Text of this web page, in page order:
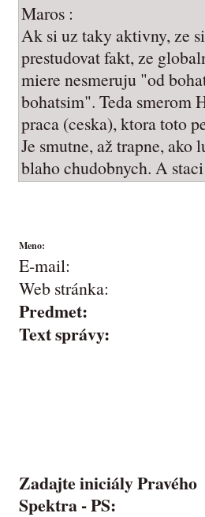
Maros :
Ak si uz taky aktivny, ze
prestudovat fakt, ze
miere nesmeruju "od
bohatsim". Teda smerom
praca (ceska), ktora toto
Je smutne, až trapne,
blaho chudobnych. A
Meno:
E-mail:
Web stránka:
Predmet:
Text správy:
Zadajte iniciály Pravého
Spektra -PS: